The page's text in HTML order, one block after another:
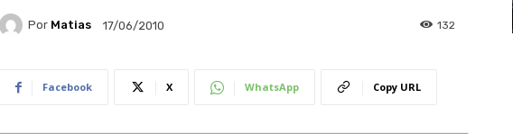
Por Matias 17/06/2010 132
Facebook X WhatsApp Copy URL